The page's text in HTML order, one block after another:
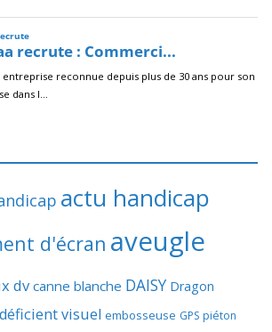
actu handicap
d'écran aveugle
dv canne blanche DAISY Dragon
déficient visuel embosseuse GPS piéton